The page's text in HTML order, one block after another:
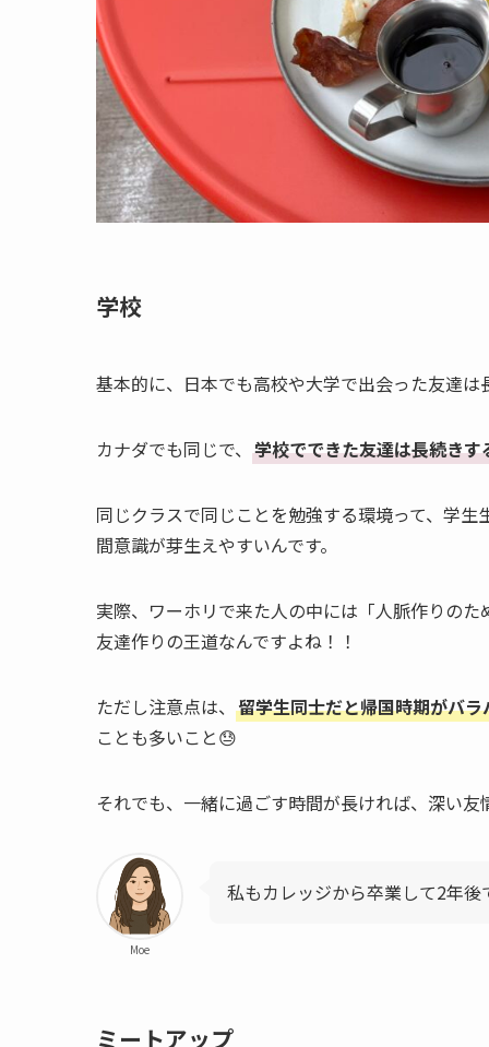
学校
基本的に、日本でも高校や大学で出会った友達
カナダでも同じで、 学校でできた友達は長続きす
同じクラスで同じことを勉強する環境って、学
間意識が芽生えやすいんです。
実際、ワーホリで来た人の中には「人脈作りの
友達作りの王道なんですよね！！
ただし注意点は、 留学生同士だと帰国時期がバ
ことも多いこと😓
それでも、一緒に過ごす時間が長ければ、深い
Moe
私もカレッジから卒業して2年
ミートアップ